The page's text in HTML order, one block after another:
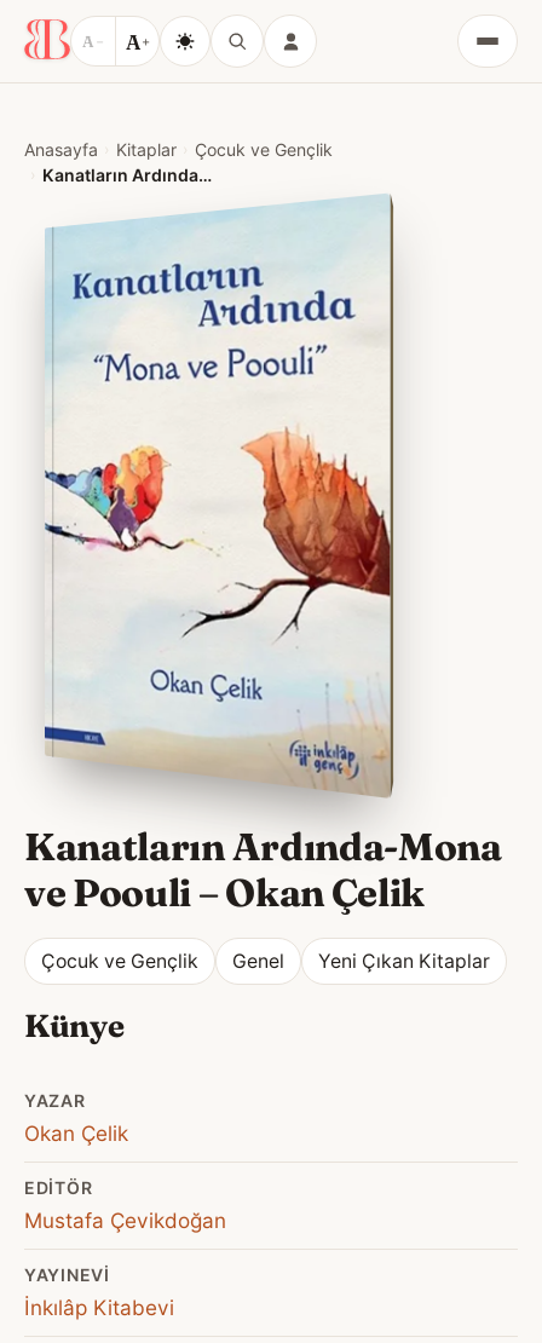
A − A+
Menü
Anasayfa Kitaplar
Çocuk ve Gençlik
Kanatların Ardında-Mona ve Poouli
Kanatların Ardında-Mona
ve Poouli–Okan Çelik
Çocuk ve Gençlik Genel Yeni Çıkan Kitaplar
Künye
YAZAR
Okan Çelik
EDITÖR
Mustafa Çevikdoğan
YAYINEVI
İnkılâp Kitabevi